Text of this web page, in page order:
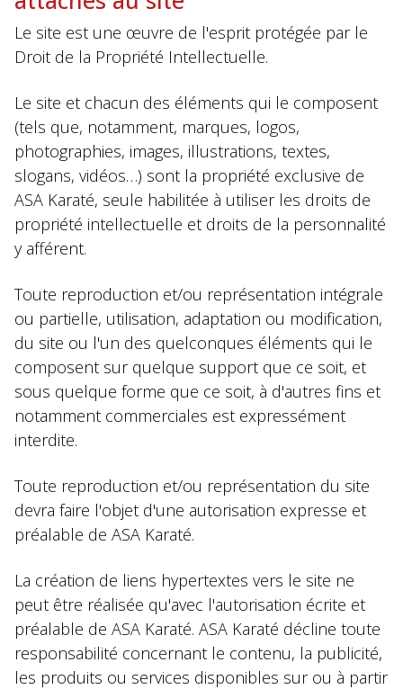
Le site est une œuvre de l'esprit protégée par le
Droit de la Propriété Intellectuelle.
Le site et chacun des éléments qui le composent
(tels que, notamment, marques, logos,
photographies, images, illustrations, textes,
slogans, vidéos…) sont la propriété exclusive de
ASA Karaté, seule habilitée à utiliser les droits de
propriété intellectuelle et droits de la personnalité
y afférent.
Toute reproduction et/ou représentation intégrale
ou partielle, utilisation, adaptation ou modification,
du site ou l'un des quelconques éléments qui le
composent sur quelque support que ce soit, et
sous quelque forme que ce soit, à d'autres fins et
notamment commerciales est expressément
interdite.
Toute reproduction et/ou représentation du site
devra faire l'objet d'une autorisation expresse et
préalable de ASA Karaté.
La création de liens hypertextes vers le site ne
peut être réalisée qu'avec l'autorisation écrite et
préalable de ASA Karaté. ASA Karaté décline toute
responsabilité concernant le contenu, la publicité,
les produits ou services disponibles sur ou à partir